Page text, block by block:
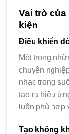
Vai trò
kiện
Điều khiển
Một trong
chuyên
nhạc trong
tạo ra hiệu
luôn phù hợp
Tạo không